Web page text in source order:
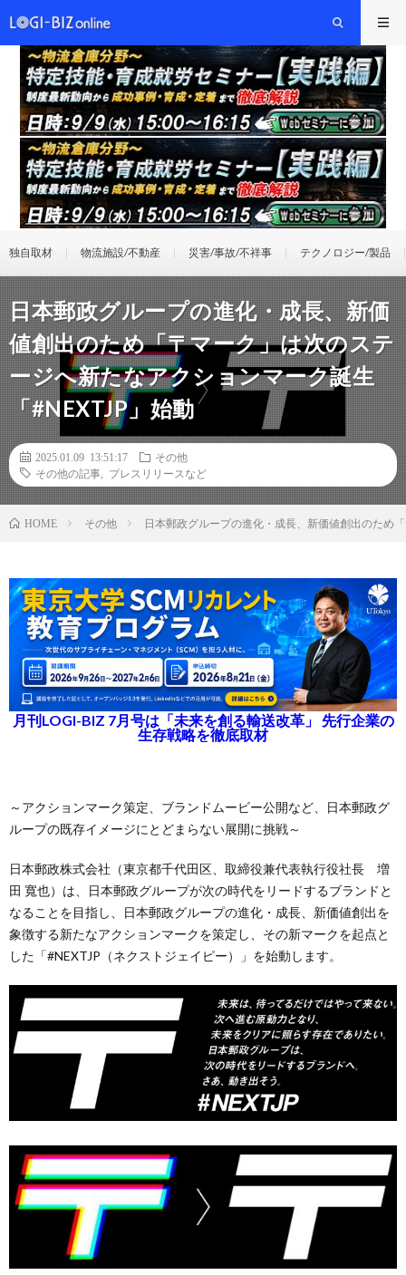
独自取材 物流施設/不動産 災害/事故/不祥事 テクノロジー/製品
日本郵政グループの進化・成長、新価
値創出のため「〒マーク」は次のステ
ージへ新たなアクションマーク誕生
「#NEXTJP」始動
2025.01.09 13:51:17
その他
その他の記事
プレスリリースなど
HOME その他 日本郵政グループの進化・成長、新価値創出のため
月刊LOGI-BIZ 7月号は「未来を創る輸送改革」 先行企業の
生存戦略を徹底取材
～アクションマーク策定、ブランドムービー公開など、日本郵政グ
ループの既存イメージにとどまらない展開に挑戦～
日本郵政株式会社（東京都千代田区、取締役兼代表執行役社長 増
田 寬也）は、日本郵政グループが次の時代をリードするブランドと
なることを目指し、日本郵政グループの進化・成長、新価値創出を
象徴する新たなアクションマークを策定し、その新マークを起点と
した「#NEXTJP（ネクストジェイピー）」を始動します。